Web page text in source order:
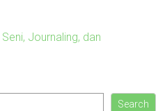
Journaling, dan
Search